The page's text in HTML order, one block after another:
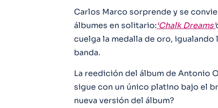
Carlos Marco sorprende y se
álbumes en solitario:‘Chalk Dreams’
cuelga la medalla de oro,
banda.
La reedición del álbum de Antonio
sigue con un único platino bajo el
nueva versión del álbum?